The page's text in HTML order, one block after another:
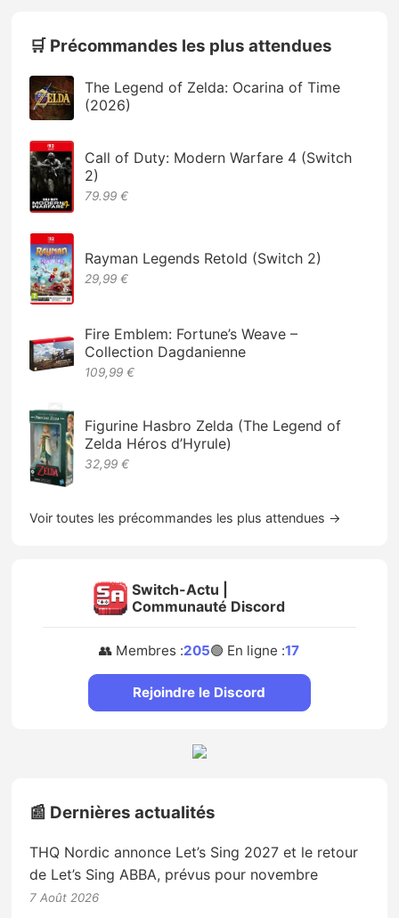
🛒 Précommandes les plus attendues
The Legend of Zelda: Ocarina of Time
(2026)
Call of Duty: Modern Warfare 4 (Switch
2)
79.99 €
Rayman Legends Retold (Switch 2)
29,99 €
Fire Emblem: Fortune’s Weave –
Collection Dagdanienne
109,99 €
Figurine Hasbro Zelda (The Legend of
Zelda Héros d’Hyrule)
32,99 €
Voir toutes les précommandes les plus attendues →
Switch-Actu |
Communauté Discord
👥 Membres :205🟢 En ligne :17
Rejoindre le Discord
📰 Dernières actualités
THQ Nordic annonce Let’s Sing 2027 et le retour
de Let’s Sing ABBA, prévus pour novembre
7 Août 2026